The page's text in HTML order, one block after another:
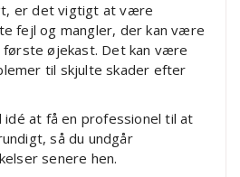
er det vigtigt at være
fejl og mangler, der kan være
øjekast. Det kan være
til skjulte skader efter
at få en professionel til at
så du undgår
senere hen.